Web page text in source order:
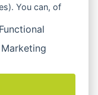
You can, of
Functional
Marketing